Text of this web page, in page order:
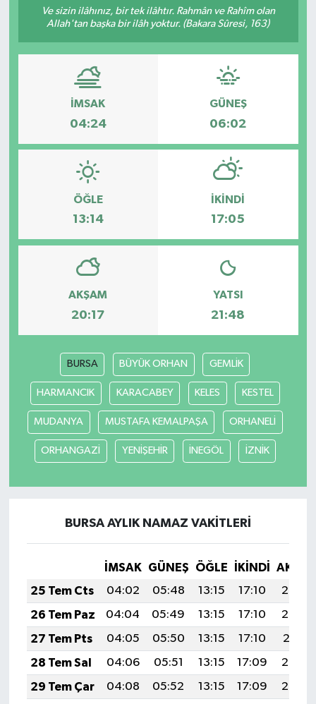
Ve sizin ilâhınız, bir tek ilâhtır. Rahmân ve Rahîm olan
Allah'tan başka bir ilâh yoktur. (Bakara Sûresi, 163)
İMSAK
04:24
GÜNEŞ
06:02
ÖĞLE
13:14
İKINDI
17:05
AKŞAM
20:17
YATSI
21:48
BURSA BÜYÜK ORHAN GEMLİK
HARMANCIK KARACABEY KELES KESTEL
MUDANYA MUSTAFA KEMALPAŞA ORHANELİ
ORHANGAZİ YENİŞEHİR İNEGÖL İZNİK
BURSA AYLIK NAMAZ VAKITLERI
İMSAK GÜNEŞ ÖĞLE İKINDI
25 Tem Cts
04:02 05:48 13:15 17:10
20:33
26 Tem Paz
04:04 05:49 13:15 17:10
20:32
27 Tem Pts
04:05 05:50 13:15 17:10
20:31
28 Tem Sal
04:06 05:51 13:15 17:09
20:30
29 Tem Çar
04:08 05:52 13:15 17:09
20:29
Resmi İlanlar